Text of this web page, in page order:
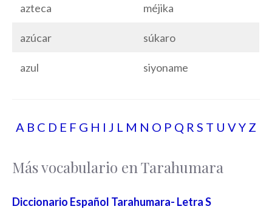
azteca méjika
azúcar súkaro
azul siyoname
A B C D E F G H I J L M N O P Q R S T U VY Z
Más vocabulario en Tarahumara
Diccionario Español Tarahumara- Letra S